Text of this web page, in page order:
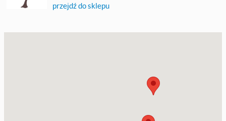
przejdź do sklepu